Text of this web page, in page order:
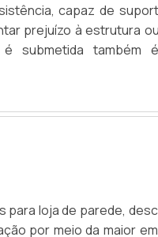
capaz de
prejuízo à estrutura
submetida também
realizada a pintura
garantia do.
para loja de parede,
por meio da maior